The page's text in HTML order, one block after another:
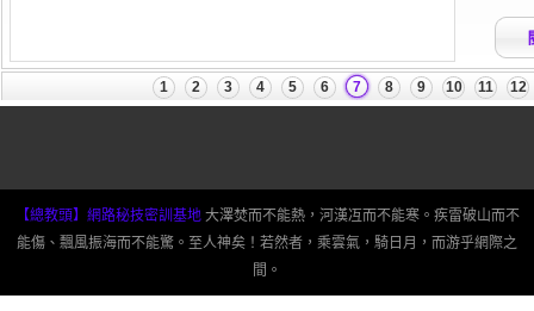
【總教頭】網路秘技密訓基地大澤焚而不能熱，河漢冱而不能寒。疾雷破山而不
能傷、飄風振海而不能驚。至人神矣！若然者，乘雲氣，騎日月，而游乎網際之
間。